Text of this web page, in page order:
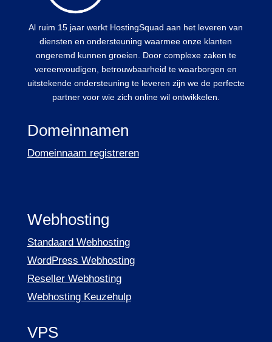
Al ruim 15 jaar werkt HostingSquad aan het leveren van
diensten en ondersteuning waarmee onze klanten
ongeremd kunnen groeien. Door complexe zaken te
vereenvoudigen, betrouwbaarheid te waarborgen en
uitstekende ondersteuning te leveren zijn we de perfecte
partner voor wie zich online wil ontwikkelen.
Domeinnamen
Domeinnaam registreren
Webhosting
Standaard Webhosting
WordPress Webhosting
Reseller Webhosting
Webhosting Keuzehulp
VPS